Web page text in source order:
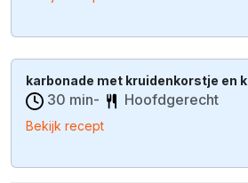
karbonade met kruidenkorstje en
30 min- Hoofdgerecht
Bekijk recept